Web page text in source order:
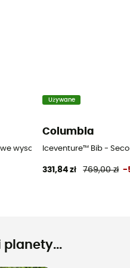
wysokie dla dzieci
Używane
Columbia
Iceventure™ Bib -
331,84 zł 769,00 zł -
planety...